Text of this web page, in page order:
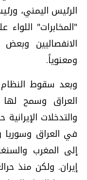
الرئيس اليمني،
"المخابرات"
الانفصاليين وبعض
ومعنوياً.
وبعد سقوط
العراق وسمح لها
والتدخلات
في العراق
إلى المغرب
إيران. ولكن منذ